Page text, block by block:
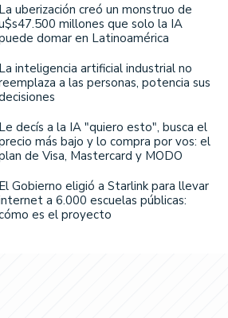
La uberización creó un monstruo de
millones que solo la IA
domar en Latinoamérica
La inteligencia artificial industrial no
a las personas, potencia sus
Le decís a la IA "quiero esto", busca el
más bajo y lo compra por vos: el
de Visa, Mastercard y MODO
El Gobierno eligió a Starlink para llevar
a 6.000 escuelas públicas:
es el proyecto